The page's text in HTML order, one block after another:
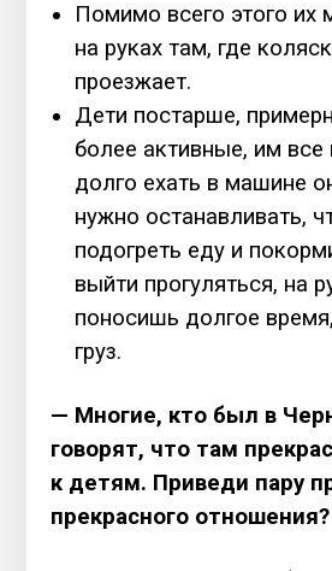
Помимо всего этого их
на руках там, где
проезжает.
Дети постарше,
более активные, им все
долго ехать в машине
нужно останавливать,
подогреть еду и
выйти прогуляться, на
поносишь долгое
груз.
— Многие, кто был в
говорят, что там
к детям. Приведи пару
прекрасного отношения?